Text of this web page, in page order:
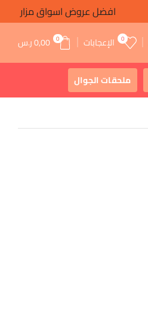
افضل عروض اسواق مزار
0 الإعجابات 0
0,00ر.س
ملحقات الجوال